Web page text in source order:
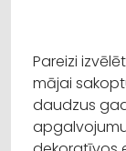
Pareizi
mājai
daudzus